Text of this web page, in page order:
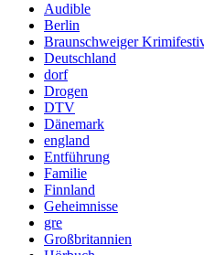
Audible
Berlin
Braunschweiger
Deutschland
dorf
Drogen
DTV
Dänemark
england
Entführung
Familie
Finnland
Geheimnisse
gre
Großbritannien